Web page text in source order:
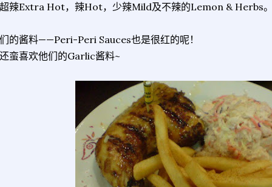
辣Extra Hot，辣Hot，少辣Mild及不辣的Lemon & Herbs
的酱料——Peri-Peri Sauces也是很红的呢！
蛮喜欢他们的Garlic酱料~